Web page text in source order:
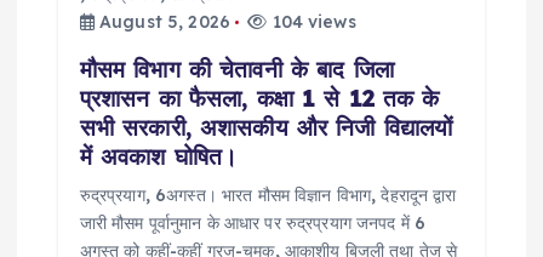
August 5, 2026
104 views
मौसम विभाग की चेतावनी के बाद जिला
प्रशासन का फैसला, कक्षा 1 से 12 तक के
सभी सरकारी, अशासकीय और निजी विद्यालयों
में अवकाश घोषित।
रुद्रप्रयाग, 6अगस्त। भारत मौसम विज्ञान विभाग, देहरादून द्वारा
जारी मौसम पूर्वानुमान के आधार पर रुद्रप्रयाग जनपद में 6
अगस्त को कहीं-कहीं गरज-चमक, आकाशीय बिजली तथा तेज से